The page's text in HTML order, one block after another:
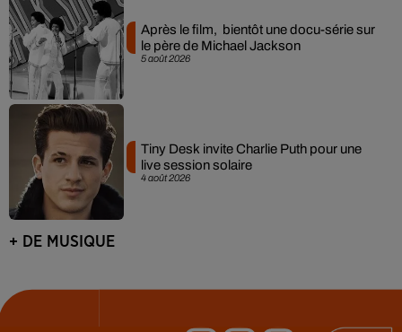
5 août 2026
Après le film, bientôt une docu-série sur
le père de Michael Jackson
4 août 2026
Tiny Desk invite Charlie Puth pour une
live session solaire
+ DE MUSIQUE